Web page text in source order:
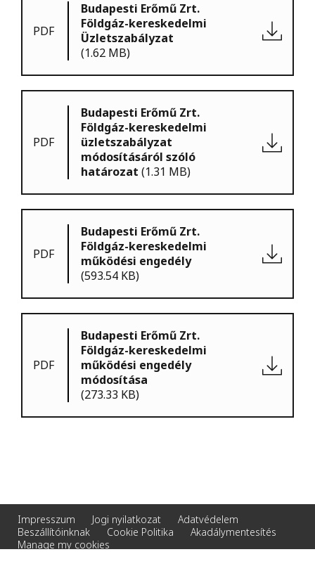
PDF
Budapesti Erőmű Zrt.
Földgáz-kereskedelmi
Üzletszabályzat
(1.62 MB)
PDF
Budapesti Erőmű Zrt.
Földgáz-kereskedelmi
üzletszabályzat
módosításáról szóló
határozat (1.31 MB)
PDF
Budapesti Erőmű Zrt.
Földgáz-kereskedelmi
működési engedély
(593.54 KB)
PDF
Budapesti Erőmű Zrt.
Földgáz-kereskedelmi
működési engedély
módosítása
(273.33 KB)
Impresszum Jogi nyilatkozat
Adatvédelem
Beszállítóinknak
Cookie Politika
Akadálymentesítés
Manage my cookies